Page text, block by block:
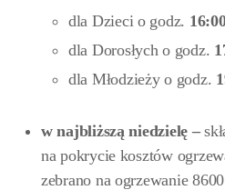
dla Dzieci o godz.
dla Dorosłych o godz.
dla Młodzieży o godz.
w najbliższą niedzielę –
na pokrycie kosztów
zebrano na ogrzewanie